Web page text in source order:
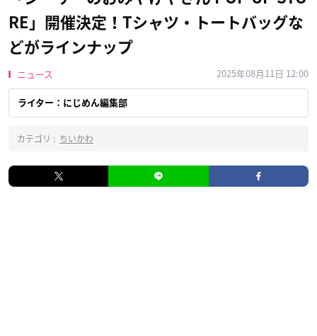
RE」開催決定！Tシャツ・トートバッグな
どがラインナップ
ニュース 2025年08月11日 12:00
ライター：にじめん編集部
カテゴリ : ちいかわ